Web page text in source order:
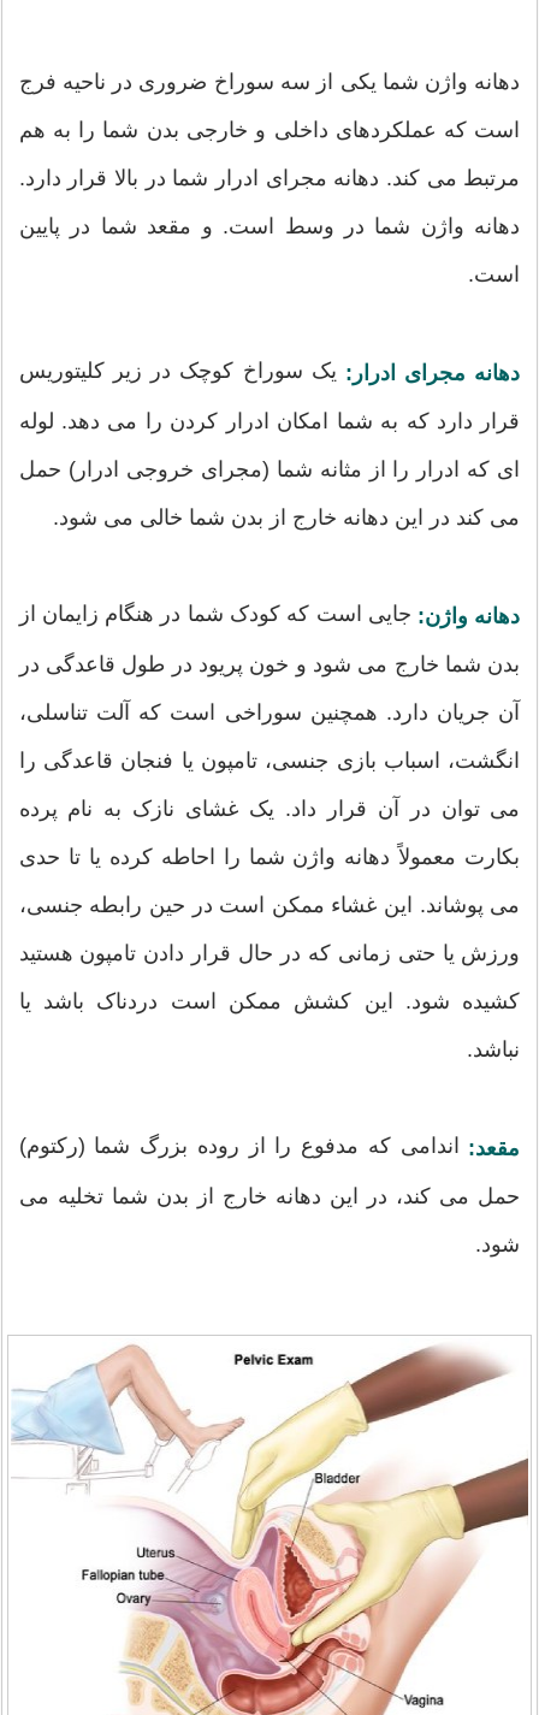
دهانه واژن شما یکی از سه سوراخ ضروری در ناحیه فرج
است که عملکردهای داخلی و خارجی بدن شما را به هم
مرتبط می کند. دهانه مجرای ادرار شما در بالا قرار دارد.
دهانه واژن شما در وسط است. و مقعد شما در پایین
است.
دهانه مجرای ادرار: یک سوراخ کوچک در زیر کلیتوریس
قرار دارد که به شما امکان ادرار کردن را می دهد. لوله
ای که ادرار را از مثانه شما (مجرای خروجی ادرار) حمل
می کند در این دهانه خارج از بدن شما خالی می شود.
دهانه واژن: جایی است که کودک شما در هنگام زایمان از
بدن شما خارج می شود و خون پریود در طول قاعدگی در
آن جریان دارد. همچنین سوراخی است که آلت تناسلی،
انگشت، اسباب بازی جنسی، تامپون یا فنجان قاعدگی را
می توان در آن قرار داد. یک غشای نازک به نام پرده
بکارت معمولاً دهانه واژن شما را احاطه کرده یا تا حدی
می پوشاند. این غشاء ممکن است در حین رابطه جنسی،
ورزش یا حتی زمانی که در حال قرار دادن تامپون هستید
کشیده شود. این کشش ممکن است دردناک باشد یا
نباشد.
مقعد: اندامی که مدفوع را از روده بزرگ شما (رکتوم)
حمل می کند، در این دهانه خارج از بدن شما تخلیه می
شود.